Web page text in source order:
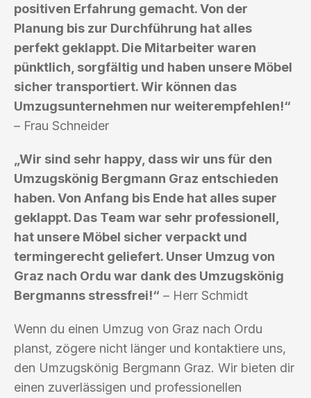
positiven Erfahrung gemacht. Von der
Planung bis zur Durchführung hat alles
perfekt geklappt. Die Mitarbeiter waren
pünktlich, sorgfältig und haben unsere Möbel
sicher transportiert. Wir können das
Umzugsunternehmen nur weiterempfehlen!“
– Frau Schneider
„Wir sind sehr happy, dass wir uns für den
Umzugskönig Bergmann Graz entschieden
haben. Von Anfang bis Ende hat alles super
geklappt. Das Team war sehr professionell,
hat unsere Möbel sicher verpackt und
termingerecht geliefert. Unser Umzug von
Graz nach Ordu war dank des Umzugskönig
Bergmanns stressfrei!“ – Herr Schmidt
Wenn du einen Umzug von Graz nach Ordu
planst, zögere nicht länger und kontaktiere uns,
den Umzugskönig Bergmann Graz. Wir bieten dir
einen zuverlässigen und professionellen